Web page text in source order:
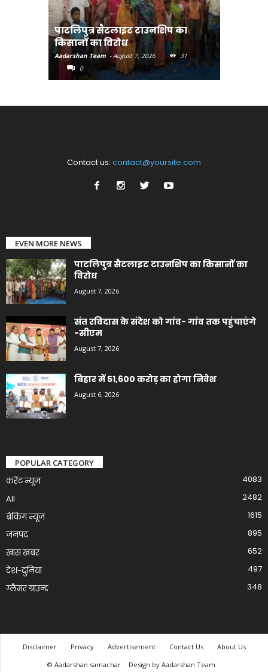
पाटलिपुत्र सैटलाइट टाउनशिप का
किसानों का विरोध
Aadarshan Team - August 7, 2026
31
0
Contact us: contact@yoursite.com
EVEN MORE NEWS
पाटलिपुत्र सैटलाइट टाउनशिप का किसानों का
विरोध
August 7, 2026
संत रविदास के संदेश को गांव- गांव तक पहुंचाएंगे
-सीएम
August 7, 2026
बिहार में 51,600 करोड़ का होगा निवेश
August 6, 2026
POPULAR CATEGORY
करेंट न्यूज़
4083
All
2482
ब्रेकिंग न्यूज
1615
जनपद
895
खास खबर
652
देश-दुनिया
497
ग्लैमर ग्राउन्ड
348
Disclaimer Privacy Advertisement Contact Us
About Us
© Aadarshan samachar
Design by Aadarshan Team